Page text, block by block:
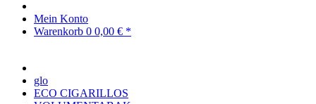
Mein Konto
Warenkorb 0 0,00 € *
glo
ECO CIGARILLOS